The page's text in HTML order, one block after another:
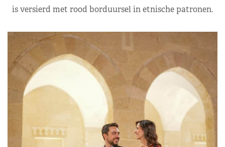
is versierd met rood borduursel in etnische patronen.